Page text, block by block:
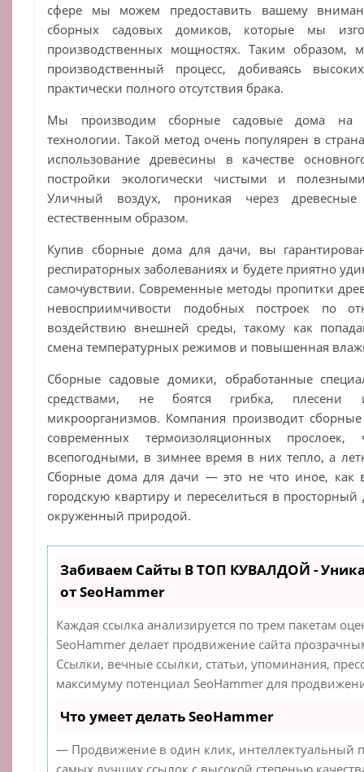
сфере мы можем предоставить вашему
сборных садовых домиков, которые мы
производственных мощностях. Таким образом,
производственный процесс, добиваясь
практически полного отсутствия брака.
Мы производим сборные садовые дома на
технологии. Такой метод очень популярен в
использование древесины в качестве
постройки экологически чистыми и
Уличный воздух, проникая через древесные
естественным образом.
Купив сборные дома для дачи, вы
респираторных заболеваниях и будете приятно
самочувствии. Современные методы пропитки
невосприимчивости подобных построек по
воздействию внешней среды, такому как
смена температурных режимов и повышенная
Сборные садовые домики, обработанные
средствами, не боятся грибка, плесени
микроорганизмов. Компания производит
современных термоизоляционных
всепогодными, в зимнее время в них тепло, а
Сборные дома для дачи — это не что иное, как
городскую квартиру и переселиться в
окруженный природой.
Забиваем Сайты В ТОП КУВАЛДОЙ -
от SeoHammer
Каждая ссылка анализируется по трем пакетам
SeoHammer делает продвижение сайта
Ссылки, вечные ссылки, статьи, упоминания,
максимуму потенциал SeoHammer для
Что умеет делать SeoHammer
— Продвижение в один клик, интеллектуальный
самых лучших ссылок с высокой степенью